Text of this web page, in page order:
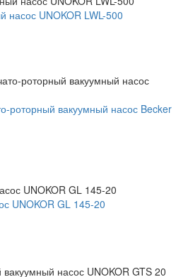
насос UNOKOR LWL-500
роторный вакуумный насос Becker
UNOKOR GL 145-20